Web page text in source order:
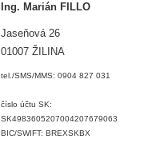
Ing. Marián FILLO
Jaseňová 26
01007 ŽILINA
tel./SMS/MMS: 0904 827 031
číslo účtu SK:
SK4983605207004207679063
BIC/SWIFT: BREXSKBX